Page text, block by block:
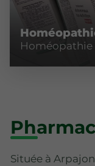
Située à